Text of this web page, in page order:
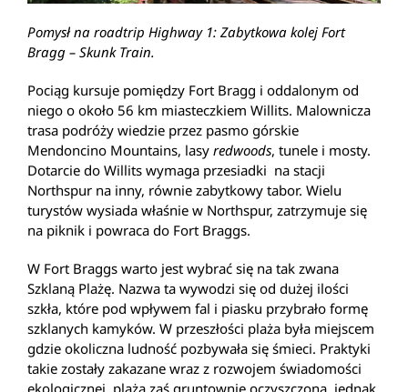
Pomysł na roadtrip Highway 1: Zabytkowa kolej Fort
Bragg – Skunk Train.
Pociąg kursuje pomiędzy Fort Bragg i oddalonym od
niego o około 56 km miasteczkiem Willits. Malownicza
trasa podróży wiedzie przez pasmo górskie
Mendoncino Mountains, lasy redwoods, tunele i mosty.
Dotarcie do Willits wymaga przesiadki na stacji
Northspur na inny, równie zabytkowy tabor. Wielu
turystów wysiada właśnie w Northspur, zatrzymuje się
na piknik i powraca do Fort Braggs.
W Fort Braggs warto jest wybrać się na tak zwana
Szklaną Plażę. Nazwa ta wywodzi się od dużej ilości
szkła, które pod wpływem fal i piasku przybrało formę
szklanych kamyków. W przeszłości plaża była miejscem
gdzie okoliczna ludność pozbywała się śmieci. Praktyki
takie zostały zakazane wraz z rozwojem świadomości